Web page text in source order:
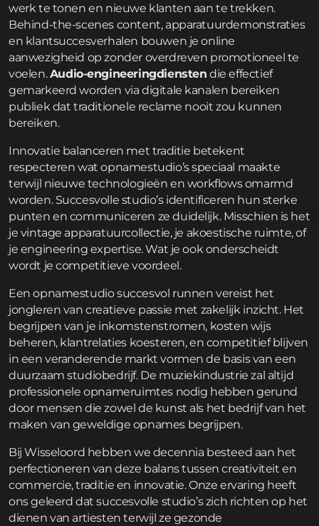
werk te tonen en nieuwe klanten aan te trekken.
Behind-the-scenes content, apparatuurdemonstraties
en klantsuccesverhalen bouwen je online
aanwezigheid op zonder overdreven promotioneel te
voelen.Audio-engineeringdiensten die effectief
gemarkeerd worden via digitale kanalen bereiken
publiek dat traditionele reclame nooit zou kunnen
bereiken.
Innovatie balanceren met traditie betekent
respecteren wat opnamestudio’s speciaal maakte
terwijl nieuwe technologieën en workflows omarmd
worden. Succesvolle studio’s identificeren hun sterke
punten en communiceren ze duidelijk. Misschien is het
je vintage apparatuurcollectie, je akoestische ruimte, of
je engineering expertise. Wat je ook onderscheidt
wordt je competitieve voordeel.
Een opnamestudio succesvol runnen vereist het
jongleren van creatieve passie met zakelijk inzicht. Het
begrijpen van je inkomstenstromen, kosten wijs
beheren, klantrelaties koesteren, en competitief blijven
in een veranderende markt vormen de basis van een
duurzaam studiobedrijf. De muziekindustrie zal altijd
professionele opnameruimtes nodig hebben gerund
door mensen die zowel de kunst als het bedrijf van het
maken van geweldige opnames begrijpen.
Bij Wisseloord hebben we decennia besteed aan het
perfectioneren van deze balans tussen creativiteit en
commercie, traditie en innovatie. Onze ervaring heeft
ons geleerd dat succesvolle studio’s zich richten op het
dienen van artiesten terwijl ze gezonde